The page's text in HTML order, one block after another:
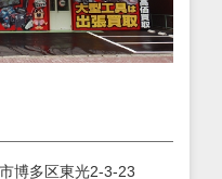
博多区東光2-3-23